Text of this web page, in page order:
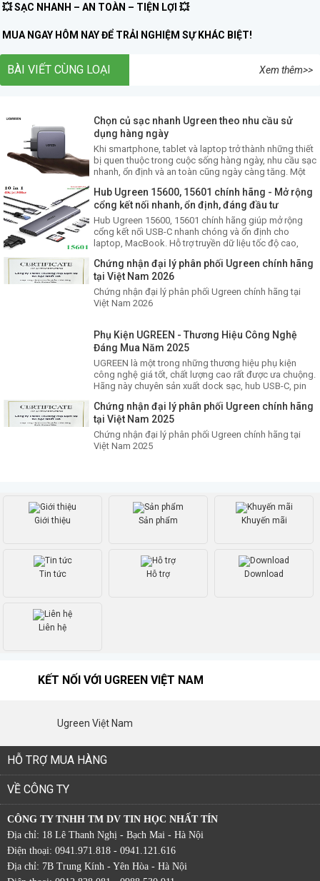
💥 SẠC NHANH – AN TOÀN – TIỆN LỢI 💥
MUA NGAY HÔM NAY ĐỂ TRẢI NGHIỆM SỰ KHÁC BIỆT!
Xem thêm>>
BÀI VIẾT CÙNG LOẠI
Chọn củ sạc nhanh Ugreen theo nhu cầu sử
dụng hàng ngày
Khi smartphone, tablet và laptop trở thành những thiết
bị quen thuộc trong cuộc sống hàng ngày, nhu cầu sạc
nhanh, ổn định và an toàn cũng ngày càng tăng. Một
vệ pin trong quá trình sử dụng. Vậy làm thế nào để
chọn củ sạc nhanh phù hợp với thiết
Hub Ugreen 15600, 15601 chính hãng - Mở rộng
cổng kết nối nhanh, ổn định, đáng đầu tư
Hub Ugreen 15600, 15601 chính hãng giúp mở rộng
cổng kết nối USB-C nhanh chóng và ổn định cho
laptop, MacBook. Hỗ trợ truyền dữ liệu tốc độ cao,
chọn hub Ugreen chất lượng cao, bền bỉ và đáng đầu
tư cho công việc, học tập.
Chứng nhận đại lý phân phối Ugreen chính hãng
tại Việt Nam 2026
Chứng nhận đại lý phân phối Ugreen chính hãng tại
Việt Nam 2026
Phụ Kiện UGREEN - Thương Hiệu Công Nghệ
Đáng Mua Năm 2025
UGREEN là một trong những thương hiệu phụ kiện
công nghệ giá tốt, chất lượng cao rất được ưa chuộng.
Hãng này chuyên sản xuất dock sạc, hub USB-C, pin
hiệu suất cao, giá hợp lý.
Chứng nhận đại lý phân phối Ugreen chính hãng
tại Việt Nam 2025
Chứng nhận đại lý phân phối Ugreen chính hãng tại
Việt Nam 2025
Giới thiệu Sản phẩm Khuyến mãi
Tin tức Hỗ trợ Download
Liên hệ
KẾT NỐI VỚI UGREEN VIỆT NAM
Ugreen Việt Nam
HỖ TRỢ MUA HÀNG
VỀ CÔNG TY
CÔNG TY TNHH TM DV TIN HỌC NHẤT TÍN
Địa chỉ: 18 Lê Thanh Nghị - Bạch Mai - Hà Nội
Điện thoại: 0941.971.818 - 0941.121.616
Địa chỉ: 7B Trung Kính - Yên Hòa - Hà Nội